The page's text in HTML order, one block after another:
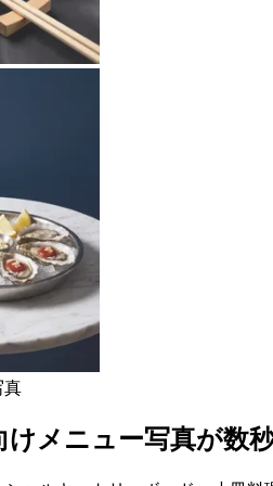
真
メニュー写真が数